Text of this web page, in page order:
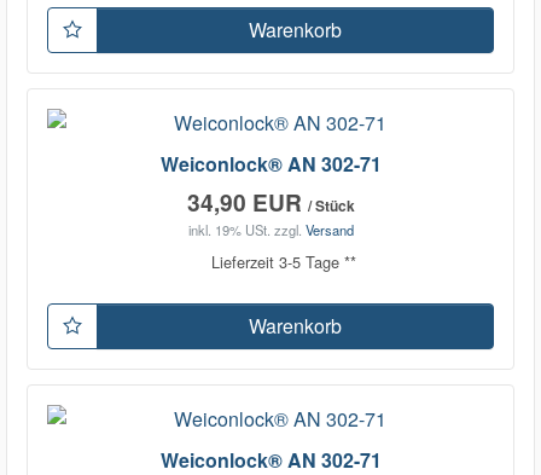
Warenkorb
Weiconlock® AN 302-71
34,90 EUR / Stück
inkl. 19% USt. zzgl. Versand
Lieferzeit 3-5 Tage **
Warenkorb
Weiconlock® AN 302-71